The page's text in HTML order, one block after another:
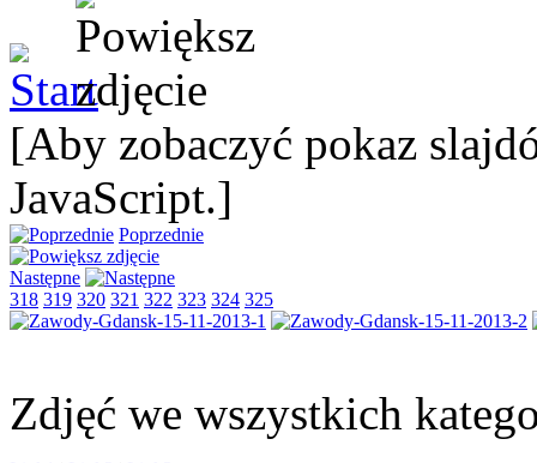
[Aby zobaczyć pokaz
JavaScript.]
Poprzednie
Następne
318 319 320 321 322 323 324 325
Zdjęć we wszystkich